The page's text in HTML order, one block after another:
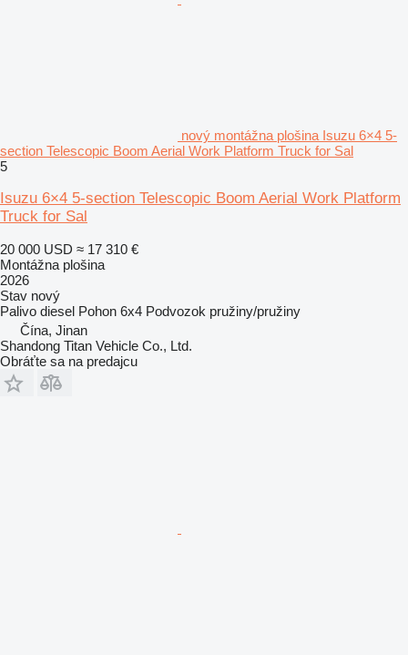
nový montážna plošina Isuzu 6×4 5-
section Telescopic Boom Aerial Work Platform Truck for Sal
5
Isuzu 6×4 5-section Telescopic Boom Aerial Work Platform
Truck for Sal
20 000 USD ≈ 17 310 €
Montážna plošina
2026
Stav nový
Palivo diesel Pohon 6x4 Podvozok pružiny/pružiny
Čína, Jinan
Shandong Titan Vehicle Co., Ltd.
Obráťte sa na predajcu